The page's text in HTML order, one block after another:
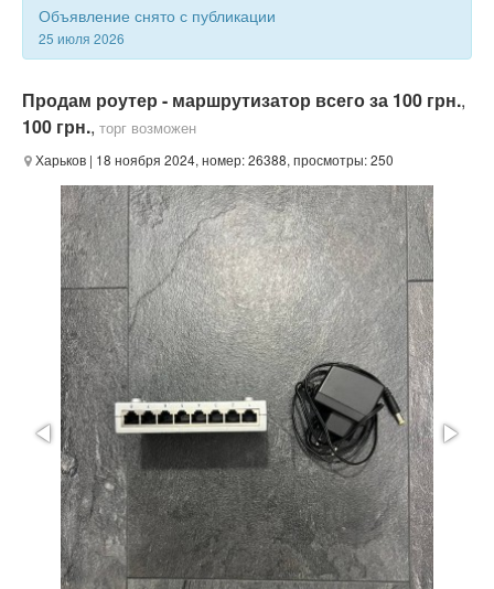
Объявление снято с публикации
25 июля 2026
Продам роутер - маршрутизатор всего за 100 грн.,
100 грн., торг возможен
Харьков | 18 ноября 2024, номер: 26388, просмотры: 250